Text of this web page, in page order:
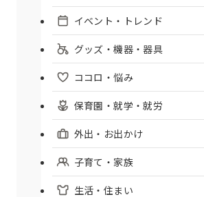
イベント・トレンド
グッズ・機器・器具
ココロ・悩み
保育園・就学・就労
外出・お出かけ
子育て・家族
生活・住まい